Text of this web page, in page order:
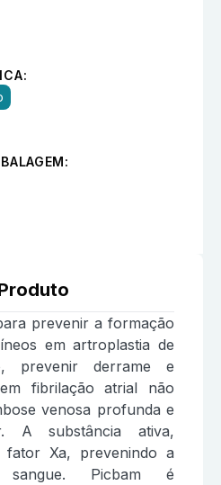
prevenir a formação
em artroplastia de
prevenir derrame e
fibrilação atrial não
venosa profunda e
A substância ativa,
fator Xa, prevenindo a
sangue. Picbam é